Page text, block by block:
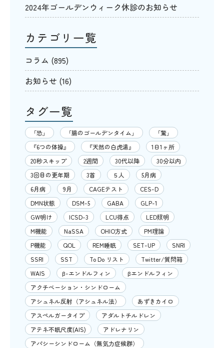
2024年ゴールデンウィーク休診のお知らせ
カテゴリ一覧
コラム (895)
お知らせ (16)
タグ一覧
「恐」 「腸のゴールデンタイム」
「驚」
『6つの体操』
『天然の白虎湯』
1日1ヶ所
20秒スキップ
2週間 30代以降
30分以内
3回目の更年期
3首 ５人
5月病
6月病
9月 CAGEテスト
CES-D
DMN状態
DSM-5 GABA
GLP-1
GW明け
ICSD-3 LCU得点
LED照明
M機能
NaSSA OHIO方式
PM理論
P機能
QOL REM睡眠 SET-UP
SNRI
SSRI
SST To Do リスト
Twitter/質問箱
WAIS
β-エンドルフィン
βエンドルフィン
アクチベーション・シンドローム
アシュネル反射（アシュネル法）
あずきカイロ
アスペルガータイプ
アダルトチルドレン
アテネ不眠尺度(AIS)
アドレナリン
アパシーシンドローム（無気力症候群）